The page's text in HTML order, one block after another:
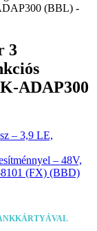
3
ADAP300
– 3,9 LE,
– 48V,
8101 (FX) (BBD)